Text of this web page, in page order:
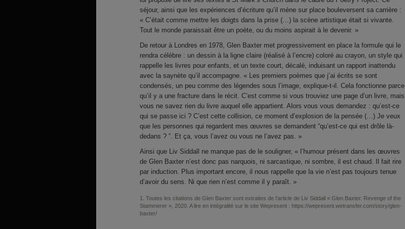
séjour, ainsi que les expériences d’écriture qu’il mène sur place bouleversent sa carrière :
« C’était comme mettre les doigts dans la prise (…) la scène artistique était si vivante.
Tout le monde paraissait être un poète, ou du moins aspirait à le devenir. »
De retour à Londres en 1978, Glen Baxter met progressivement en place la formule qui le
rendra célèbre : un dessin à la ligne claire (réalisé à l’encre) coloré au crayon, un style qui
rappelle les livres pour enfants, et un texte court, décalé, induisant un rapport inattendu
avec la saynète qu’il accompagne. « Les premiers poèmes que j’ai écrits se sont
condensés, un peu comme des légendes sous l’image, explique-t-il. Cela fonctionne parce
qu’il y a une fracture dans le récit. C’est comme si vous trouviez une page d’un livre, mais
vous ne savez rien du livre auquel elle appartient. Alors vous vous demandez : qu’est-ce
qui se passe ici ? C’est cette collision, ce moment d’explosion de la pensée (…) Je veux
que les personnes qui regardent mes œuvres se demandent “qu’est-ce qui est drôle là-
dedans ? ”. Et ça, vous l’avez ou vous ne l’avez pas. »
Ainsi que Liv Siddall ne manque pas de le souligner, « l’humour présent dans les œuvres
de Glen Baxter n’est donc pas narquois, ni sarcastique, ni sombre, il est chaud. Il fait rire
par induction. Plus important encore, il nous rappelle que la vie n’est pas toujours tenue
d’avoir du sens. Ni que rien n’est comme il y paraît. »
1
Toutes les citations de Glen Baxter sont extraites de l’article de Liv Siddall « Glen Baxter. Revenge of the
Stammerer », 2020. A lire en intégralité sur le site Wepresent : https://wepresent.wetransfer.com/story/glen-
baxter/